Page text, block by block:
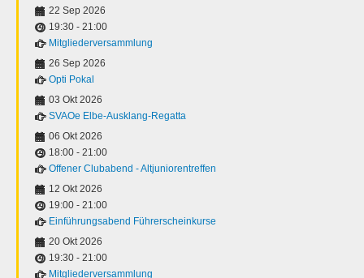
22 Sep 2026
19:30 - 21:00
Mitgliederversammlung
26 Sep 2026
Opti Pokal
03 Okt 2026
SVAOe Elbe-Ausklang-Regatta
06 Okt 2026
18:00 - 21:00
Offener Clubabend - Altjuniorentreffen
12 Okt 2026
19:00 - 21:00
Einführungsabend Führerscheinkurse
20 Okt 2026
19:30 - 21:00
Mitgliederversammlung